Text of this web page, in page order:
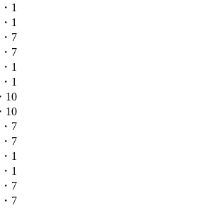
1
1
7
7
1
1
10
10
7
7
1
1
7
7